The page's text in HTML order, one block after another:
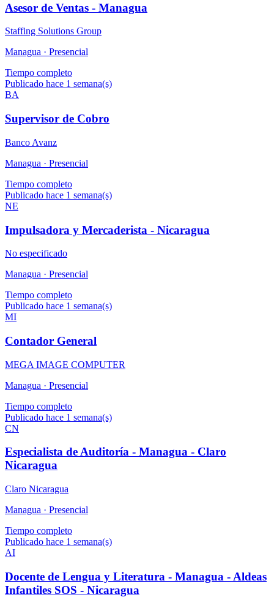
Asesor de Ventas - Managua
Staffing Solutions Group
Managua · Presencial
Tiempo completo
Publicado hace 1 semana(s)
BA
Supervisor de Cobro
Banco Avanz
Managua · Presencial
Tiempo completo
Publicado hace 1 semana(s)
NE
Impulsadora y Mercaderista - Nicaragua
No especificado
Managua · Presencial
Tiempo completo
Publicado hace 1 semana(s)
MI
Contador General
MEGA IMAGE COMPUTER
Managua · Presencial
Tiempo completo
Publicado hace 1 semana(s)
CN
Especialista de Auditoría - Managua - Claro
Nicaragua
Claro Nicaragua
Managua · Presencial
Tiempo completo
Publicado hace 1 semana(s)
AI
Docente de Lengua y Literatura - Managua - Aldeas
Infantiles SOS - Nicaragua